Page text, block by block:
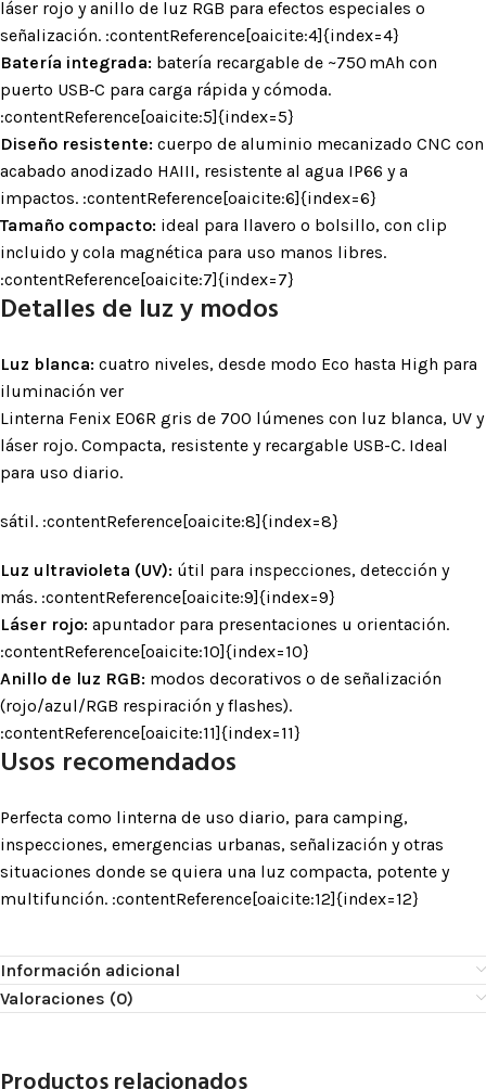
láser rojo y anillo de luz RGB para efectos especiales o
señalización. :contentReference[oaicite:4]{index=4}
Batería integrada: batería recargable de ~750 mAh con
puerto USB‑C para carga rápida y cómoda.
:contentReference[oaicite:5]{index=5}
Diseño resistente: cuerpo de aluminio mecanizado CNC con
acabado anodizado HAIII, resistente al agua IP66 y a
impactos. :contentReference[oaicite:6]{index=6}
Tamaño compacto: ideal para llavero o bolsillo, con clip
incluido y cola magnética para uso manos libres.
:contentReference[oaicite:7]{index=7}
Detalles de luz y modos
Luz blanca: cuatro niveles, desde modo Eco hasta High para
iluminación ver
Linterna Fenix E06R gris de 700 lúmenes con luz blanca, UV y
láser rojo. Compacta, resistente y recargable USB-C. Ideal
para uso diario.
sátil. :contentReference[oaicite:8]{index=8}
Luz ultravioleta (UV): útil para inspecciones, detección y
más. :contentReference[oaicite:9]{index=9}
Láser rojo: apuntador para presentaciones u orientación.
:contentReference[oaicite:10]{index=10}
Anillo de luz RGB: modos decorativos o de señalización
(rojo/azul/RGB respiración y flashes).
:contentReference[oaicite:11]{index=11}
Usos recomendados
Perfecta como linterna de uso diario, para camping,
inspecciones, emergencias urbanas, señalización y otras
situaciones donde se quiera una luz compacta, potente y
multifunción. :contentReference[oaicite:12]{index=12}
Información adicional
Valoraciones (0)